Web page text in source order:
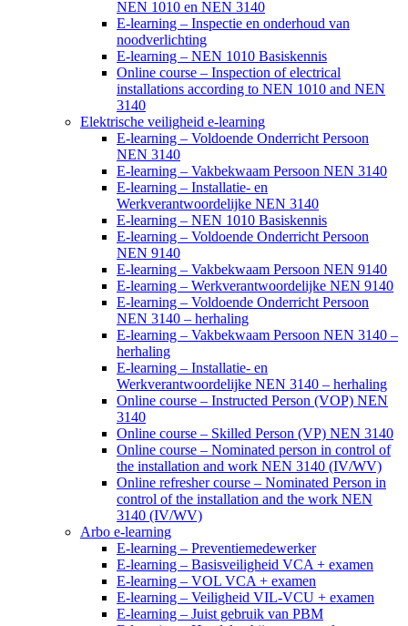
NEN 1010 en NEN 3140
E-learning – Inspectie en onderhoud van
noodverlichting
E-learning – NEN 1010 Basiskennis
Online course – Inspection of electrical
installations according to NEN 1010 and NEN
3140
Elektrische veiligheid e-learning
E-learning – Voldoende Onderricht Persoon
NEN 3140
E-learning – Vakbekwaam Persoon NEN 3140
E-learning – Installatie- en
Werkverantwoordelijke NEN 3140
E-learning – NEN 1010 Basiskennis
E-learning – Voldoende Onderricht Persoon
NEN 9140
E-learning – Vakbekwaam Persoon NEN 9140
E-learning – Werkverantwoordelijke NEN 9140
E-learning – Voldoende Onderricht Persoon
NEN 3140 – herhaling
E-learning – Vakbekwaam Persoon NEN 3140 –
herhaling
E-learning – Installatie- en
Werkverantwoordelijke NEN 3140 – herhaling
Online course – Instructed Person (VOP) NEN
3140
Online course – Skilled Person (VP) NEN 3140
Online course – Nominated person in control of
the installation and work NEN 3140 (IV/WV)
Online refresher course – Nominated Person in
control of the installation and the work NEN
3140 (IV/WV)
Arbo e-learning
E-learning – Preventiemedewerker
E-learning – Basisveiligheid VCA + examen
E-learning – VOL VCA + examen
E-learning – Veiligheid VIL-VCU + examen
E-learning – Juist gebruik van PBM